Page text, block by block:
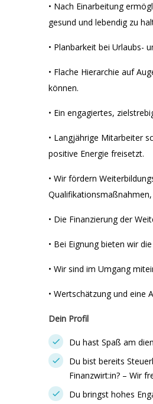
• Nach Einarbeitung
gesund und lebendig zu
• Planbarkeit bei Urlaubs-
• Flache Hierarchie auf
können.
• Ein engagiertes,
• Langjährige Mitarbeiter
positive Energie freisetzt.
• Wir fördern
• Die Finanzierung der
• Bei Eignung bieten wir
• Wir sind im Umgang
• Wertschätzung und eine
Dein Profil
Du hast Spaß am
Du bist bereits
Finanzwirt:in? – Wir
Du bringst hohes